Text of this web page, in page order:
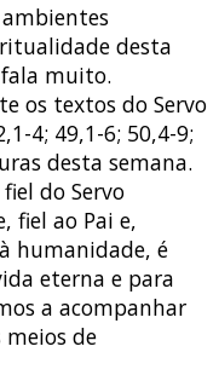
desta
fala muito.
os textos do Servo
4; 49,1-6; 50,4-9;
desta semana.
do Servo
fiel ao Pai e,
humanidade, é
eterna e para
a acompanhar
meios de